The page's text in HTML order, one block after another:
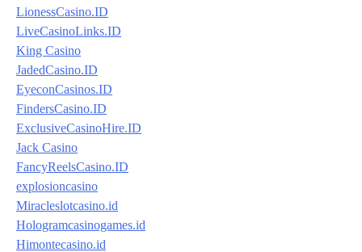
LionessCasino.ID
LiveCasinoLinks.ID
King Casino
JadedCasino.ID
EyeconCasinos.ID
FindersCasino.ID
ExclusiveCasinoHire.ID
Jack Casino
FancyReelsCasino.ID
explosioncasino
Miracleslotcasino.id
Hologramcasinogames.id
Himontecasino.id